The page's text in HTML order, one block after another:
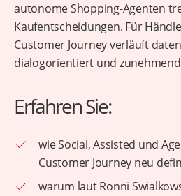
autonome Shopping-Agenten
Kaufentscheidungen. Für
Customer Journey verläuft
dialogorientiert und
Erfahren Sie:
wie Social, Assisted und
Customer Journey neu
warum laut Ronni